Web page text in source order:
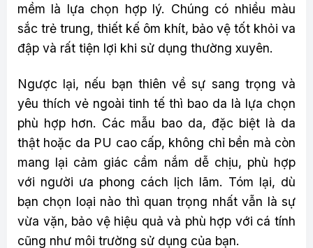
mềm là lựa chọn hợp lý. Chúng có nhiều màu
sắc trẻ trung, thiết kế ôm khít, bảo vệ tốt khỏi va
đập và rất tiện lợi khi sử dụng thường xuyên.
Ngược lại, nếu bạn thiên về sự sang trọng và
yêu thích vẻ ngoài tinh tế thì bao da là lựa chọn
phù hợp hơn. Các mẫu bao da, đặc biệt là da
thật hoặc da PU cao cấp, không chỉ bền mà còn
mang lại cảm giác cầm nắm dễ chịu, phù hợp
với người ưa phong cách lịch lãm. Tóm lại, dù
bạn chọn loại nào thì quan trọng nhất vẫn là sự
vừa vặn, bảo vệ hiệu quả và phù hợp với cá tính
cũng như môi trường sử dụng của bạn.